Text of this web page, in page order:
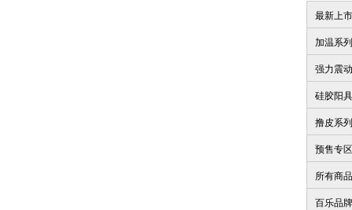
最新上市
加温系列
强力震动
硅胶阳具
撸皮系列
预售专区
所有商品
百乐品牌